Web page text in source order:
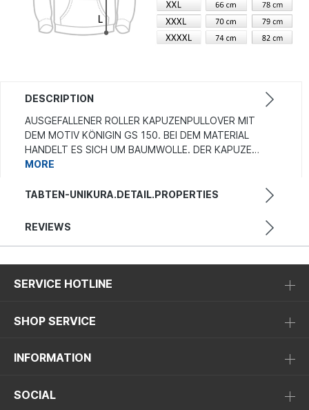
DESCRIPTION
AUSGEFALLENER ROLLER KAPUZENPULLOVER MIT
DEM MOTIV KÖNIGIN GS 150. BEI DEM MATERIAL
HANDELT ES SICH UM BAUMWOLLE. DER KAPUZE…
MORE
TABTEN-UNIKURA.DETAIL.PROPERTIES
REVIEWS
SERVICE HOTLINE
SHOP SERVICE
INFORMATION
SOCIAL